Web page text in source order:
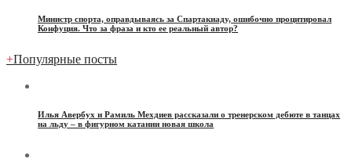
Министр спорта, оправдываясь за Спартакиаду, ошибочно процитировал
Конфуция. Что за фраза и кто ее реальный автор?
+Популярные посты
Илья Авербух и Рамиль Мехдиев рассказали о тренерском дебюте в танцах
на льду – в фигурном катании новая школа